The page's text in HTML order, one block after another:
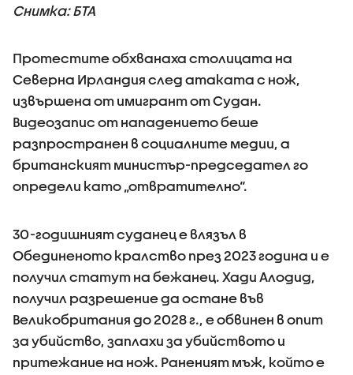
Снимка: БТА
Протестите обхванаха столицата на
Северна Ирландия след атаката с нож,
извършена от имигрант от Судан.
Видеозапис от нападението беше
разпространен в социалните медии, а
британският министър-председател го
определи като „отвратително“.
30-годишният суданец е влязъл в
Обединеното кралство през 2023 година и е
получил статут на бежанец. Хади Алодид,
получил разрешение да остане във
Великобритания до 2028 г., е обвинен в опит
за убийство, заплахи за убийството и
притежание на нож. Раненият мъж, който е